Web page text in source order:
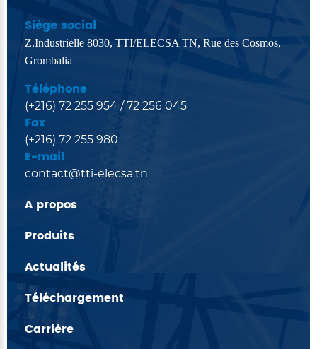
Siège social
Z.Industrielle 8030, TTI/ELECSA TN, Rue des Cosmos,
Grombalia
Téléphone
(+216) 72 255 954 / 72 256 045
Fax
(+216) 72 255 980
E-mail
contact@tti-elecsa.tn
A propos
Produits
Actualités
Téléchargement
Carrière